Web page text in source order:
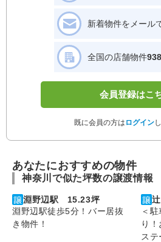
新着物件をメール
全国の店舗物件
会員登録はこ
既に会員の方は ログイン
あなたにおすすめの物件
神奈川で似た坪数の譲渡情報
淵野辺駅 15.23坪
淵野辺駅徒歩5分！バー居抜
き物件！
＜
り
ステ